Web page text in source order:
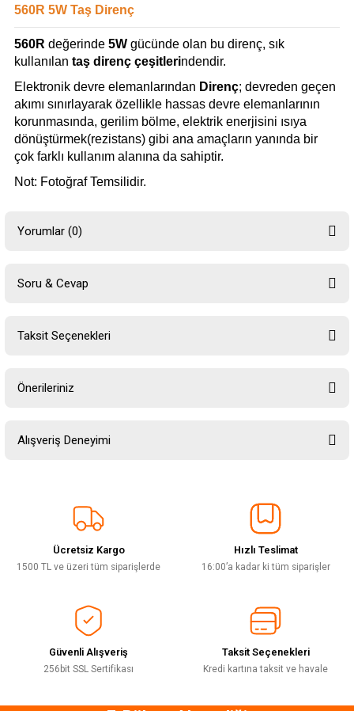
560R 5W Taş Direnç
560R değerinde 5W gücünde olan bu direnç, sık
kullanılan taş direnç çeşitlerindendir.
Elektronik devre elemanlarından Direnç; devreden geçen
akımı sınırlayarak özellikle hassas devre elemanlarının
korunmasında, gerilim bölme, elektrik enerjisini ısıya
dönüştürmek(rezistans) gibi ana amaçların yanında bir
çok farklı kullanım alanına da sahiptir.
Not: Fotoğraf Temsilidir.
Yorumlar (0)
Soru & Cevap
Taksit Seçenekleri
Önerileriniz
Bu ürünün fiyat bilgisi, resim, ürün açıklamalarında ve diğer konularda
yetersiz gördüğünüz noktaları öneri formunu kullanarak tarafımıza
Ürün resmi kalitesiz, bozuk veya görüntülenemiyor.
Ürün açıklamasında eksik bilgiler bulunuyor.
Ürün bilgilerinde hatalar bulunuyor.
Bu ürüne benzer farklı alternatifler olmalı.
Alışveriş Deneyimi
Deneyimini Paylaş
Ücretsiz Kargo
1500 TL ve üzeri tüm siparişlerde
Hızlı Teslimat
16:00’a kadar ki tüm siparişler
Güvenli Alışveriş
256bit SSL Sertifikası
Taksit Seçenekleri
Kredi kartına taksit ve havale